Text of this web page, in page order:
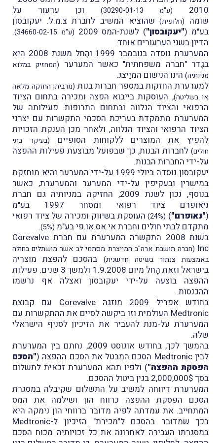
2010
(ע"מ 30290-01-13)
וכן ערעור על
שומה (חלופית)שהוציא המשיב לחברת צ.מ.ל. יעקובסון
בע"מ ("יעקובסון") לשנת-המס 2009 (ע"מ 34660-02-15)
.
הדיון בשני הערעורים אוחד.
המערערת נוסדה בנובמבר 1999 והָחל משנת 2008 היא
בגֶדר "חברה משפחתית" כאשר המערער (המחזיק במלוא
מניותיה) הינו הנישום המיַיצג.
למערערת החזקות במספר חברות בנות (מרביתן החזקה מלאה
או בשליטה), העוסקות בייבוא הפצה ומכירה בתחום הציוד
הרפואי והציוד הנלווה ובתחום התרופות. פעילותה של
המערערת מתמקדת בעריכת הסכמי התקשרות עם יצרני
הציוד הרפואי והציוד הנלווה, ולאחר מכן הענקת הזכויות
להפיץ את המוצרים ללקוחות הסופיים
(בעיקר בתי
חולים) לחברות הבנות, כך שבפועל מבוצעת פעילות ההפצה
על-ידי החברות הבנות.
יעקובסון נוסדה ביולי 1999 על-ידי המערער והיא מוחזקת
במישרין ובעקיפין על-ידי המערער והמערערת, כאשר
בנוסף, נכון לשנת 2009, החזיקה במניותיה גם חברת
ניאופרם ציוד רפואי ומסחר 1997 בע"מ
("נאופרם")
(24%)
העוסקת בשיווק ומכירה של ציוד רפואי
מתקדם לבתי חולים וחברת אי.אס.או.פי בע"מ (5%)
.
בשנת 2008 התקשרה המערערת עם חברת Corevalve
Inc (חברה תושבת ארה"ב המייצרת מסתמי לב אשר מושתלים בחולה
באמצעות צנתור בשיטה חדשנית)
בהסכם להפצת מוצריה
בישראל וזאת הָחל מיום 1.9.2008 ולמשך 3 שנים. פעילות
ההפצה בוצעה על-ידי יעקובסון ואצלה אף נרשמו
ההכנסות.
בחודש אפריל 2009 מוזגה Corevalve עם קבוצת
Medtronic העולמית וזו ביקשה לסיים את ההתקשרות עם
המערערת על-מנת להעביר את הזיכיון לסניף הישראלי
שלה.
בהמשך לכך, בחודש אוגוסט 2009, נחתם בין המערערת
לבין Medtronic הסכם המבטל את הסכם ההפצה (
"הסכם
הפסקת ההפצה") ולפיו תהא המערערת זכאית לתשלום
בסך 2,000,000$ בגין ביטול ההסכם.
המערערת דיווחה למשיב על התשלום שקיבלה במסגרת
הסכם הפסקת ההפצה כרווח הון ושילמה את המס
המתחייב. את עמדתה לפיה מדובר ברווחי הון נימקה היא
בכך שמדובר בהסכם ל"מכירת" הזיכיון ל-Medtronic
במסגרתו העבירה לאחרונה את כל זכויותיה מכוח הסכם